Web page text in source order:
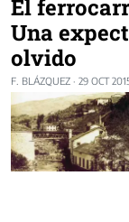
El
Una
olvido
F. BLÁZQUEZ · 29 OCT